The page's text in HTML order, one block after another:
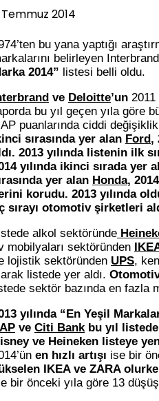
2014
bu yana yaptığı
belirleyen
2014” listesi belli oldu.
ve Deloitte’un 2011
bu yıl geçen yıla göre
puanlarında ciddi
sırasında yer alan Ford ,
2013 yılında listenin ilk
yılında ikinci sırada yer
yer alan Honda,
korudu. 2013 yılında
sırayı otomotiv şirketleri
alkol sektöründe
mobilyaları sektöründen
lojistik sektöründen UPS,
listede yer aldı.
sektör bazında en fazla
yılında “En Yeşil
ve Citi Bankbu yıl
ve Heineken listeye
en hızlı artışı ise bir
IKEA ve ZARA
bir önceki yıla göre 13